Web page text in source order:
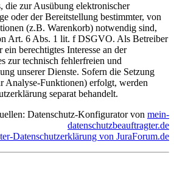
die zur Ausübung elektronischer
oder der Bereitstellung bestimmter, von
(z.B. Warenkorb) notwendig sind,
Art. 6 Abs. 1 lit. f DSGVO. Als Betreiber
berechtigtes Interesse an der
zur technisch fehlerfreien und
unserer Dienste. Sofern die Setzung
Analyse-Funktionen) erfolgt, werden
separat behandelt.
Datenschutz-Konfigurator von mein-
datenschutzbeauftragter.de
Datenschutzerklärung von JuraForum.de